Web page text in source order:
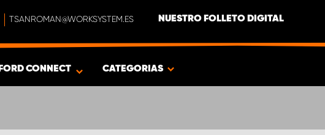
TSANROMAN@WORKSYSTEM.ES NUESTRO FOLLETO DIGITAL
FORD CONNECT CATEGORIAS